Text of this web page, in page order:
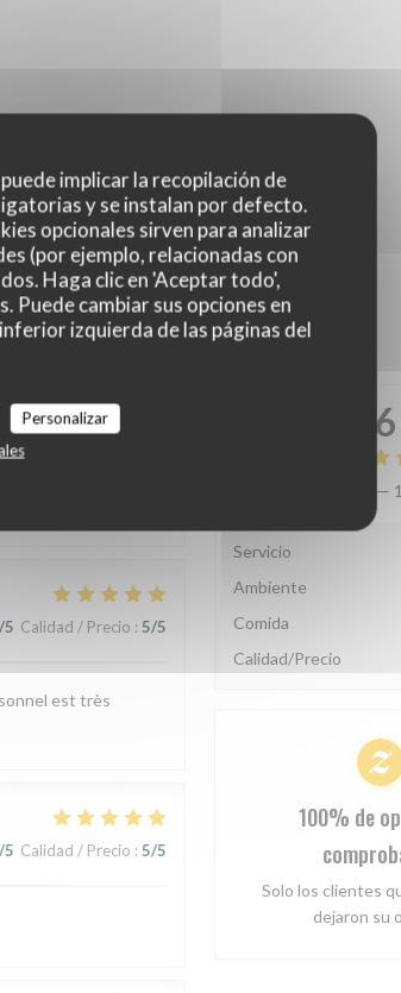
implicar la recopilación de
y se instalan por defecto.
opcionales sirven para analizar
(por ejemplo, relacionadas con
Haga clic en 'Aceptar todo',
cambiar sus opciones en
izquierda de las páginas del
Personalizar
/5 Calidad / Precio : 5/5
est très
/5 Calidad / Precio : 5/5
4.6
Valoración media —
Servicio
Ambiente
Comida
Calidad/Precio
100% de
Solo los clientes
dejaron su